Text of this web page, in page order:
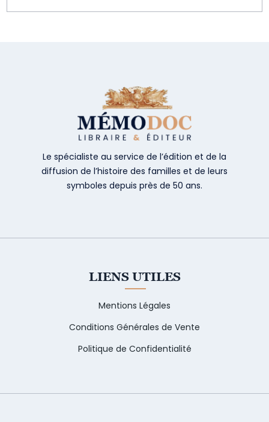
Le spécialiste au service de l’édition et de la
diffusion de l’histoire des familles et de leurs
symboles depuis près de 50 ans.
LIENS UTILES
Mentions Légales
Conditions Générales de Vente
Politique de Confidentialité